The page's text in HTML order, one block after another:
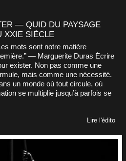
— QUID DU PAYSAGE
XXIE SIÈCLE
mots sont notre matière
— Marguerite Duras Écrire
exister. Non pas comme une
mais comme une nécessité.
un monde où tout circule, où
se multiplie jusqu’à parfois se
Lire l'édito